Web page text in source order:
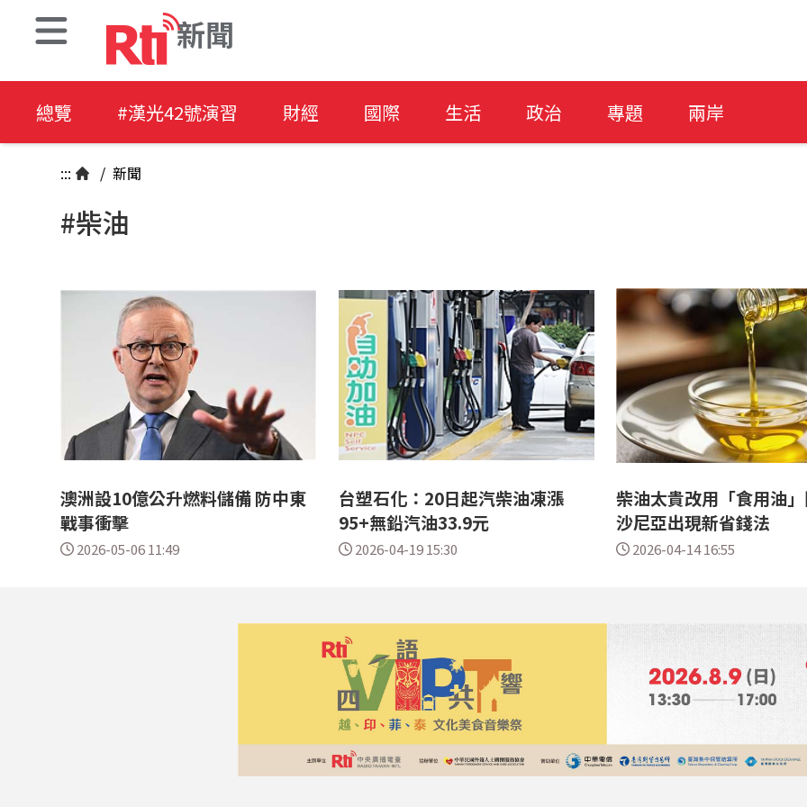
新聞
總覽 #漢光42號演習 財經 國際 生活 政治 專題 兩岸
::: / 新聞
#柴油
澳洲設10億公升燃料儲備 防中東
戰事衝擊
2026-05-06 11:49
台塑石化：20日起汽柴油凍漲
95+無鉛汽油33.9元
2026-04-19 15:30
柴油太貴改用「食用油
沙尼亞出現新省錢法
2026-04-14 16:55